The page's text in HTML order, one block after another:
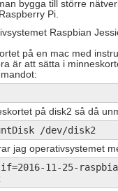
bygga till större
Pi.
Raspbian
på en mac med
är att sätta i
på disk2 så då
/dev/disk2
jag operativsystemet
if=2016-11-25-